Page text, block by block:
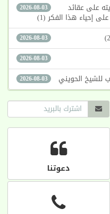
2026-08-03 على عقائد
2026-08-03
2026-08-03
2026-08-03 للشيخ الحويني
دعوتنا